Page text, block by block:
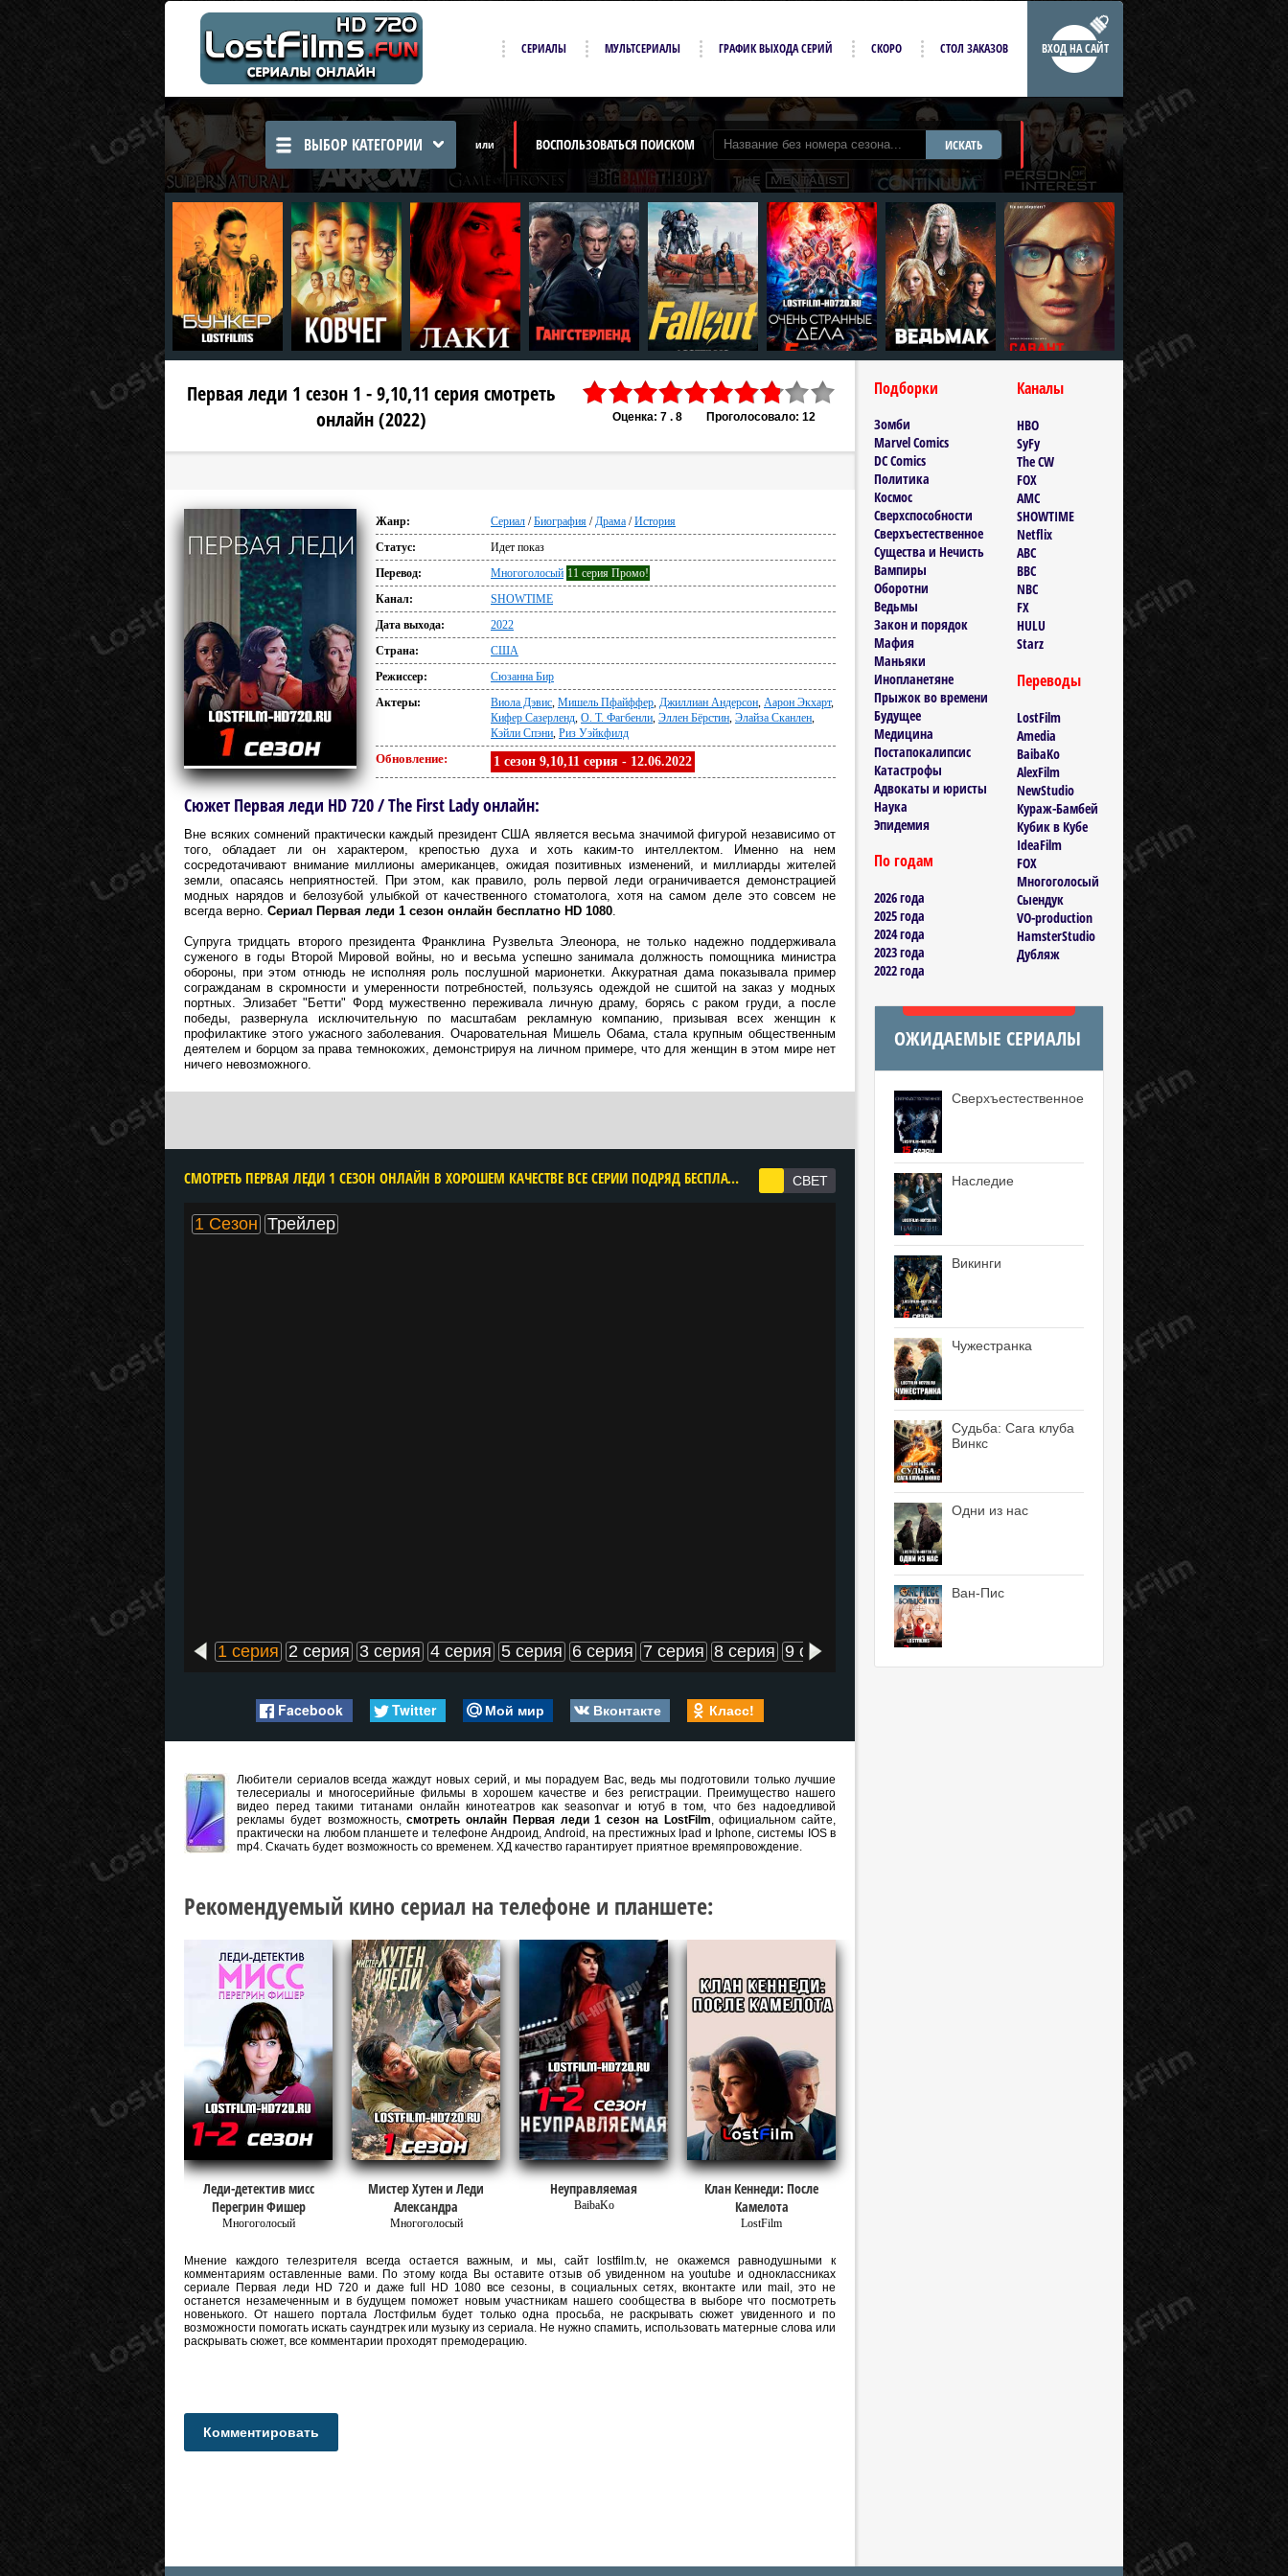
ВХОД НА САЙТ
СЕРИАЛЫ МУЛЬТСЕРИАЛЫ ГРАФИК ВЫХОДА СЕРИЙ СКОРО СТОЛ ЗАКАЗОВ
ВЫБОР КАТЕГОРИИ или ВОСПОЛЬЗОВАТЬСЯ ПОИСКОМ ИСКАТЬ
Оценка: 7 . 8 Проголосовало: 12
Первая леди 1 сезон 1 - 9,10,11 серия смотреть
онлайн (2022)
Жанр: Сериал /Биография /Драма /История
Статус:
Идет показ
Перевод:
Многоголосый 11 серия Промо!
Канал:
SHOWTIME
Дата выхода:
2022
Страна:
США
Режиссер:
Сюзанна Бир
Актеры:
Виола Дэвис, Мишель Пфайффер, Джиллиан Андерсон, Аарон Экхарт,
Кифер Сазерленд, О. Т. Фагбенли, Эллен Бёрстин, Элайза Сканлен,
Кэйли Спэни, Риз Уэйкфилд
Обновление: 1 сезон 9,10,11 серия - 12.06.2022
Сюжет Первая леди HD 720 / The First Lady онлайн:
Вне всяких сомнений практически каждый президент США является весьма значимой фигурой независимо от
того, обладает ли он характером, крепостью духа и хоть каким-то интеллектом. Именно на нем
сосредотачивают внимание миллионы американцев, ожидая позитивных изменений, и миллиарды жителей
земли, опасаясь неприятностей. При этом, как правило, роль первой леди ограничивается демонстрацией
модных нарядов и белозубой улыбкой от качественного стоматолога, хотя на самом деле это совсем не
всегда верно. Сериал Первая леди 1 сезон онлайн бесплатно HD 1080.
Супруга тридцать второго президента Франклина Рузвельта Элеонора, не только надежно поддерживала
суженого в годы Второй Мировой войны, но и весьма успешно занимала должность помощника министра
обороны, при этом отнюдь не исполняя роль послушной марионетки. Аккуратная дама показывала пример
согражданам в скромности и умеренности потребностей, пользуясь одеждой не сшитой на заказ у модных
портных. Элизабет "Бетти" Форд мужественно переживала личную драму, борясь с раком груди, а после
победы, развернула исключительную по масштабам рекламную компанию, призывая всех женщин к
профилактике этого ужасного заболевания. Очаровательная Мишель Обама, стала крупным общественным
деятелем и борцом за права темнокожих, демонстрируя на личном примере, что для женщин в этом мире нет
ничего невозможного.
CМОТРЕТЬ ПЕРВАЯ ЛЕДИ 1 СЕЗОН ОНЛАЙН В ХОРОШЕМ КАЧЕСТВЕ ВСЕ СЕРИИ ПОДРЯД БЕСПЛАТНО
1 Сезон Трейлер
1 серия 2 серия 3 серия 4 серия 5 серия 6 серия 7 серия 8 серия 9 серия 10 серия 11 серия
Facebook Twitter Мой мир Вконтакте Класс!
Любители сериалов всегда жаждут новых серий, и мы порадуем Вас, ведь мы подготовили только лучшие
телесериалы и многосерийные фильмы в хорошем качестве и без регистрации. Преимущество нашего
видео перед такими титанами онлайн кинотеатров как seasonvar и ютуб в том, что без надоедливой
рекламы будет возможность,смотреть онлайн Первая леди 1 сезон на LostFilm, официальном сайте,
практически на любом планшете и телефоне Андроид, Android, на престижных Ipad и Iphone, системы IOS в
mp4. Скачать будет возможность со временем. ХД качество гарантирует приятное времяпровождение.
Рекомендуемый кино сериал на телефоне и планшете:
Леди-детектив мисс
Перегрин Фишер
Многоголосый
Мистер Хутен и Леди
Александра
Многоголосый
Неуправляемая
BaibaKo
Клан Кеннеди: После
Камелота
LostFilm
Мнение каждого телезрителя всегда остается важным, и мы, сайт lostfilm.tv, не окажемся равнодушными к
комментариям оставленные вами. По этому когда Вы оставите отзыв об увиденном на youtube и одноклассниках
сериале Первая леди HD 720 и даже full HD 1080 все сезоны, в социальных сетях, вконтакте или mail, это не
останется незамеченным и в будущем поможет новым участникам нашего сообщества в выборе что посмотреть
новенького. От нашего портала Лостфильм будет только одна просьба, не раскрывать сюжет увиденного и по
возможности помогать искать саундтрек или музыку из сериала. Не нужно спамить, использовать матерные слова или
раскрывать сюжет, все комментарии проходят премодерацию.
Комментировать
Подборки
Зомби
Marvel Comics
DC Comics
Политика
Космос
Сверхспособности
Сверхъестественное
Существа и Нечисть
Вампиры
Оборотни
Ведьмы
Закон и порядок
Мафия
Маньяки
Инопланетяне
Прыжок во времени
Будущее
Медицина
Постапокалипсис
Катастрофы
Адвокаты и юристы
Наука
Эпидемия
По годам
2026 года
2025 года
2024 года
2023 года
2022 года
Каналы
HBO
SyFy
The CW
FOX
AMC
SHOWTIME
Netflix
ABC
BBC
NBC
FX
HULU
Starz
Переводы
LostFilm
Amedia
BaibaKo
AlexFilm
NewStudio
Кураж-Бамбей
Кубик в Кубе
IdeaFilm
FOX
Многоголосый
Сыендук
VO-production
HamsterStudio
Дубляж
ОЖИДАЕМЫЕ СЕРИАЛЫ
Сверхъестественное
Наследие
Викинги
Чужестранка
Судьба: Сага клуба
Винкс
Одни из нас
Ван-Пис